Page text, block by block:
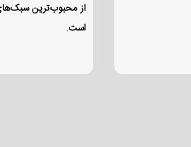
از محبوب‌ترین
است.